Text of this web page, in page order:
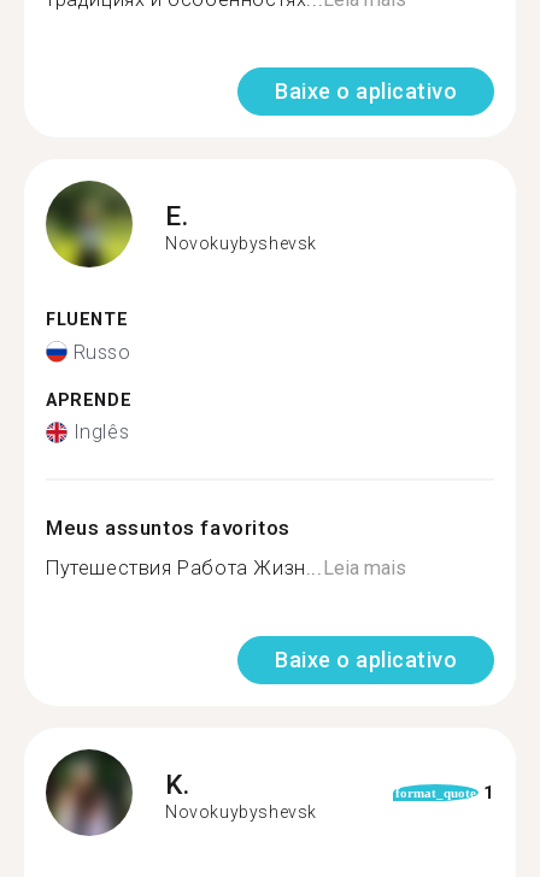
Baixe o aplicativo
E.
Novokuybyshevsk
FLUENTE
Russo
APRENDE
Inglês
Meus assuntos favoritos
Путешествия Работа Жизн...Leia mais
Baixe o aplicativo
K.
Novokuybyshevsk
format_quote 1